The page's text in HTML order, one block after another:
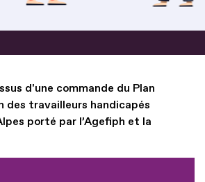
d'une commande du Plan
des travailleurs handicapés
porté par l’Agefiph et la